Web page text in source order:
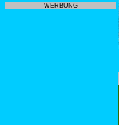
WERBUNG